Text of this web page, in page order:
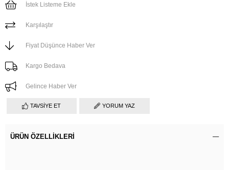
İstek Listeme Ekle
Karşılaştır
Fiyat Düşünce Haber Ver
Kargo Bedava
Gelince Haber Ver
TAVSIYE ET YORUM YAZ
ÜRÜN ÖZELLIKLERI